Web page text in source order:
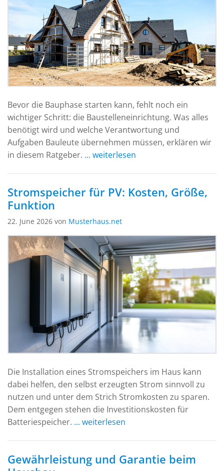
Bevor die Bauphase starten kann, fehlt noch ein
wichtiger Schritt: die Baustelleneinrichtung. Was alles
benötigt wird und welche Verantwortung und
Aufgaben Bauleute übernehmen müssen, erklären wir
in diesem Ratgeber. ... weiterlesen
Stromspeicher für PV: Kosten, Größe,
Funktion
22. June 2026 von Musterhaus.net
Die Installation eines Stromspeichers im Haus kann
dabei helfen, den selbst erzeugten Strom sinnvoll zu
nutzen und unter dem Strich Stromkosten zu sparen.
Dem entgegen stehen die Investitionskosten für
Batteriespeicher. ... weiterlesen
Gewährleistung und Garantie beim